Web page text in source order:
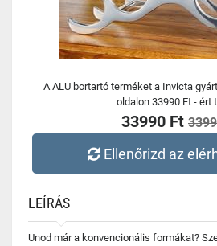
A ALU bortartó terméket a Invicta
oldalon 33990 Ft - ért
33990 Ft
Ellenőrizd az
LEÍRÁS
Unod már a konvencionális formákat?